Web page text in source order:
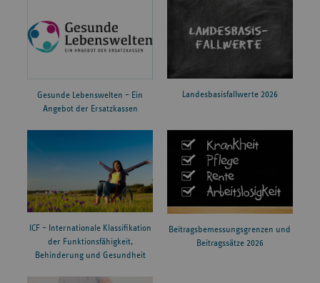
Gesunde Lebenswelten – Ein
Angebot der Ersatzkassen
Landesbasisfallwerte 2026
ICF – Internationale Klassifikation
der Funktionsfähigkeit,
Behinderung und Gesundheit
Beitragsbemessungsgrenzen und
Beitragssätze 2026